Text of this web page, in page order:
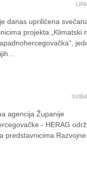
danas upriličena
projekta „Klimatski
agencija Županije
- HERAG
predstavnicima